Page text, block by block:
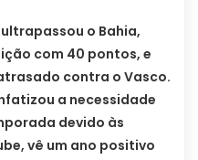
o Bahia,
com 40 pontos, e
contra o Vasco.
a necessidade
devido às
vê um ano positivo